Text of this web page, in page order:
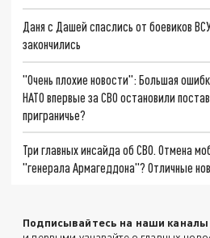
Даня с Дашей спаслись от боевиков
закончились
"Очень плохие новости": Большая
НАТО впервые за СВО остановили
приграничье?
Три главных инсайда об СВО. Отмена
"генерала Армагеддона"? Отличные
Подписывайтесь на наши каналы